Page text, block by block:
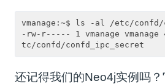
vmanage:~$ ls -al /etc/confd/
-rw-r----- 1 vmanage vmanage
还记得我们的Neo4j实例吗？